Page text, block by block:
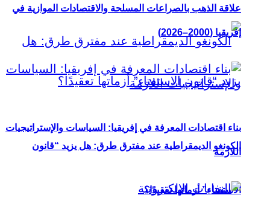
الكونغو الديمقراطية عند مفترق طرق: هل يزيد “قانون
الاستفتاء” أزماتها تعقيدًا؟
علاقة الذهب بالصراعات المسلحة والاقتصادات الموازية في
إفريقيا (2000–2026)
بناء اقتصادات المعرفة في إفريقيا: السياسات والإستراتيجيات
اللازمة